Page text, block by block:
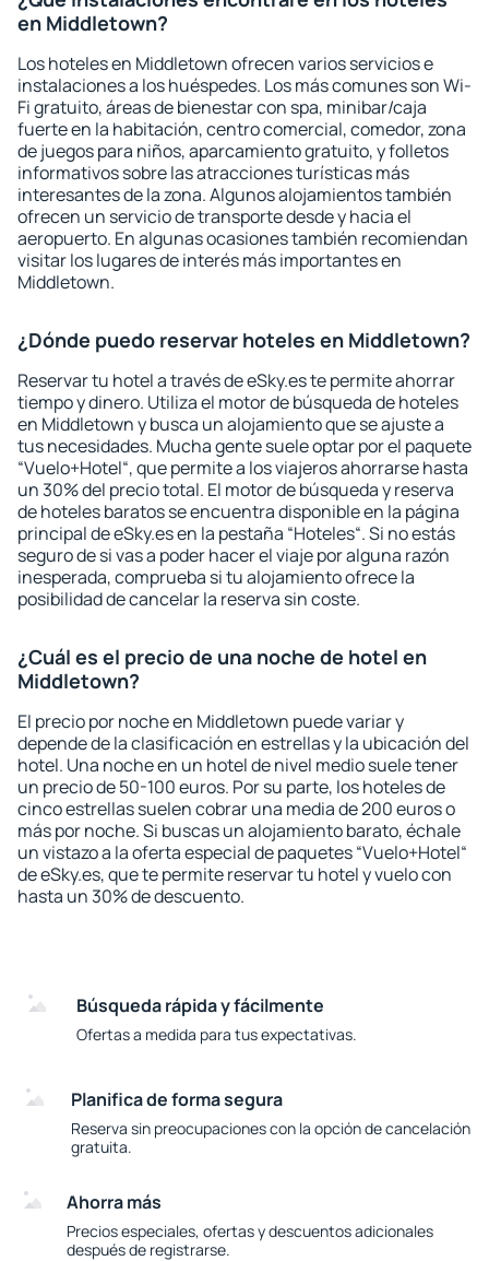
en Middletown?
Los hoteles en Middletown ofrecen varios servicios e
instalaciones a los huéspedes. Los más comunes son Wi-
Fi gratuito, áreas de bienestar con spa, minibar/caja
fuerte en la habitación, centro comercial, comedor, zona
de juegos para niños, aparcamiento gratuito, y folletos
informativos sobre las atracciones turísticas más
interesantes de la zona. Algunos alojamientos también
ofrecen un servicio de transporte desde y hacia el
aeropuerto. En algunas ocasiones también recomiendan
visitar los lugares de interés más importantes en
Middletown.
¿Dónde puedo reservar hoteles en Middletown?
Reservar tu hotel a través de eSky.es te permite ahorrar
tiempo y dinero. Utiliza el motor de búsqueda de hoteles
en Middletown y busca un alojamiento que se ajuste a
tus necesidades. Mucha gente suele optar por el paquete
“Vuelo+Hotel“, que permite a los viajeros ahorrarse hasta
un 30% del precio total. El motor de búsqueda y reserva
de hoteles baratos se encuentra disponible en la página
principal de eSky.es en la pestaña “Hoteles“. Si no estás
seguro de si vas a poder hacer el viaje por alguna razón
inesperada, comprueba si tu alojamiento ofrece la
posibilidad de cancelar la reserva sin coste.
¿Cuál es el precio de una noche de hotel en
Middletown?
El precio por noche en Middletown puede variar y
depende de la clasificación en estrellas y la ubicación del
hotel. Una noche en un hotel de nivel medio suele tener
un precio de 50-100 euros. Por su parte, los hoteles de
cinco estrellas suelen cobrar una media de 200 euros o
más por noche. Si buscas un alojamiento barato, échale
un vistazo a la oferta especial de paquetes “Vuelo+Hotel“
de eSky.es, que te permite reservar tu hotel y vuelo con
hasta un 30% de descuento.
Búsqueda rápida y fácilmente
Ofertas a medida para tus expectativas.
Planifica de forma segura
Reserva sin preocupaciones con la opción de cancelación
gratuita.
Ahorra más
Precios especiales, ofertas y descuentos adicionales
después de registrarse.